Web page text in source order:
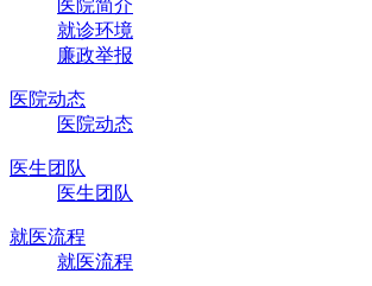
医院简介
就诊环境
廉政举报
医院动态
医院动态
医生团队
医生团队
就医流程
就医流程